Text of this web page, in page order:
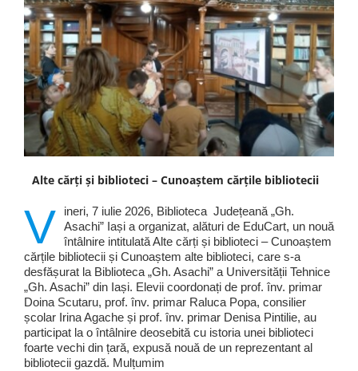
Alte cărți și biblioteci – Cunoaștem cărțile bibliotecii
V
ineri, 7 iulie 2026, Biblioteca Județeană „Gh.
Asachi” Iași a organizat, alături de EduCart, un nouă
întâlnire intitulată Alte cărți și biblioteci – Cunoaștem
cărțile bibliotecii și Cunoaștem alte biblioteci, care s-a
desfășurat la Biblioteca „Gh. Asachi” a Universității Tehnice
„Gh. Asachi” din Iași. Elevii coordonați de prof. înv. primar
Doina Scutaru, prof. înv. primar Raluca Popa, consilier
școlar Irina Agache și prof. înv. primar Denisa Pintilie, au
participat la o întâlnire deosebită cu istoria unei biblioteci
foarte vechi din țară, expusă nouă de un reprezentant al
bibliotecii gazdă. Mulțumim